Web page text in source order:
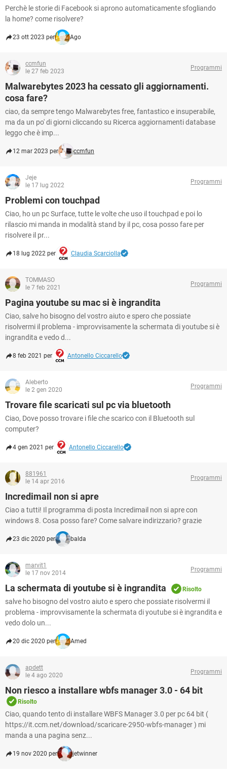
HARDWARE
Perchè le storie di Facebook si aprono automaticamente sfogliando
la home? come risolvere?
23 ott 2023 per Ago
ccmfun
le 27 feb 2023
Programmi
Malwarebytes 2023 ha cessato gli aggiornamenti.
cosa fare?
ciao, da sempre tengo Malwarebytes free, fantastico e insuperabile,
ma da un po' di giorni cliccando su Ricerca aggiornamenti database
leggo che è imp...
12 mar 2023 per ccmfun
Jeje
le 17 lug 2022
Programmi
Problemi con touchpad
Ciao, ho un pc Surface, tutte le volte che uso il touchpad e poi lo
rilascio mi manda in modalità stand by il pc, cosa posso fare per
risolvere il pr...
18 lug 2022 per Claudia Scarciolla
TOMMASO
le 7 feb 2021
Programmi
Pagina youtube su mac si è ingrandita
Ciao, salve ho bisogno del vostro aiuto e spero che possiate
risolvermi il problema - improvvisamente la schermata di youtube si è
ingrandita e vedo d...
8 feb 2021 per Antonello Ciccarello
Aleberto
le 2 gen 2020
Programmi
Trovare file scaricati sul pc via bluetooth
Ciao, Dove posso trovare i file che scarico con il Bluetooth sul
computer?
4 gen 2021 per Antonello Ciccarello
881961
le 14 apr 2016
Programmi
Incredimail non si apre
Ciao a tutti! Il programma di posta Incredimail non si apre con
windows 8. Cosa posso fare? Come salvare indirizzario? grazie
23 dic 2020 per balda
marvit1
le 17 nov 2014
Programmi
La schermata di youtube si è ingrandita Risolto
salve ho bisogno del vostro aiuto e spero che possiate risolvermi il
problema - improvvisamente la schermata di youtube si è ingrandita e
vedo dolo un...
20 dic 2020 per Amed
apdett
le 4 ago 2020
Programmi
Non riesco a installare wbfs manager 3.0 - 64 bit
Risolto
Ciao, quando tento di installare WBFS Manager 3.0 per pc 64 bit (
https://it.ccm.net/download/scaricare-2950-wbfs-manager ) mi
manda a una pagina senz...
19 nov 2020 per jetwinner